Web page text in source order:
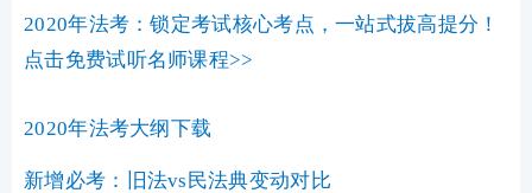
2020年法考：锁定考试核心考点，一站式拔高提分！
点击免费试听名师课程>>
2020年法考大纲下载
新增必考：旧法vs民法典变动对比